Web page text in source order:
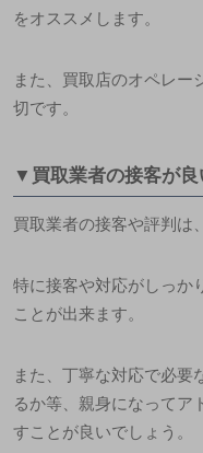
をオススメします。
また、買取店のオペレー
切です。
▼買取業者の接客が良
買取業者の接客や評判は
特に接客や対応がしっか
ことが出来ます。
また、丁寧な対応で必要
るか等、親身になってア
すことが良いでしょう。